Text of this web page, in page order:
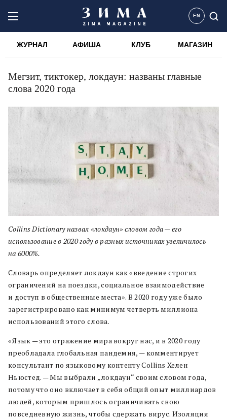
EN
ЖУРНАЛ АФИША КЛУБ МАГАЗИН
Мегзит, тиктокер, локдаун: названы главные
слова 2020 года
Collins Dictionary назвал «локдаун» словом года — его
использование в 2020 году в разных источниках увеличилось
на 6000%.
Словарь определяет локдаун как «введение строгих
ограничений на поездки, социальное взаимодействие
и доступ в общественные места». В 2020 году уже было
зарегистрировано как минимум четверть миллиона
использований этого слова.
«Язык — это отражение мира вокруг нас, и в 2020 году
преобладала глобальная пандемия, — комментирует
консультант по языковому контенту Collins Хелен
Ньюстед. — Мы выбрали „локдаун“ своим словом года,
потому что оно включает в себя общий опыт миллиардов
людей, которым пришлось ограничивать свою
повседневную жизнь, чтобы сдержать вирус. Изоляция